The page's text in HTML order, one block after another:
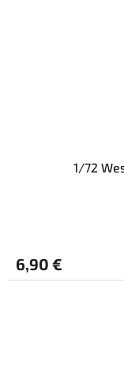
1/72
6,90 €